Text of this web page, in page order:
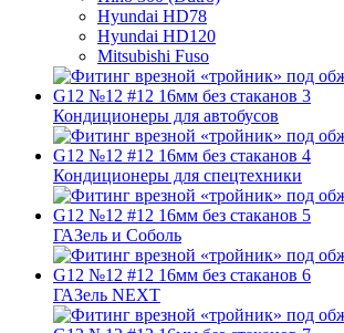
Hyundai HD78
Hyundai HD120
Mitsubishi Fuso
Кондиционеры для автобусов
Кондиционеры для спецтехники
ГАЗель и Соболь
ГАЗель NEXT